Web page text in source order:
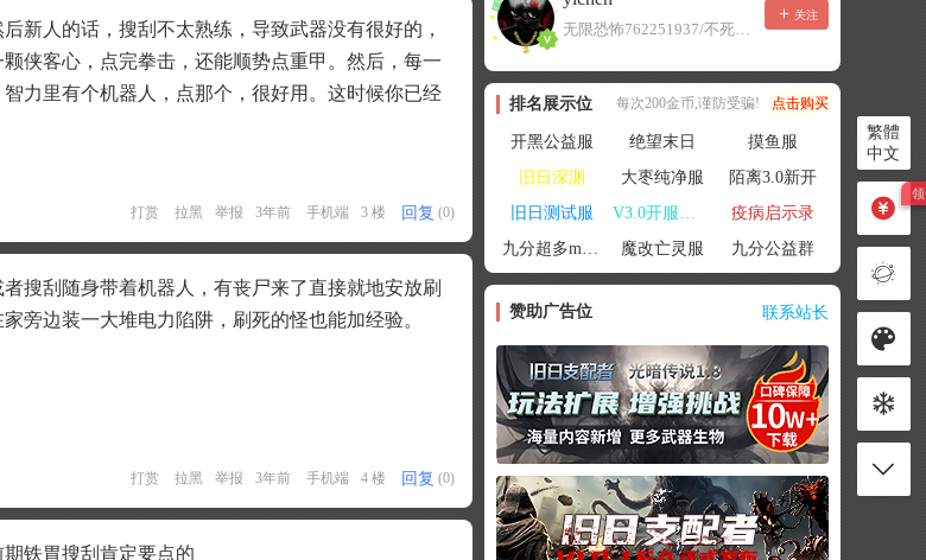
新人的话，搜刮不太熟练，导致武器没有很好的，
侠客心，点完拳击，还能顺势点重甲。然后，每一
力里有个机器人，点那个，很好用。这时候你已经
打赏 拉黑 举报 3年前 手机端 3 楼 回复 (0)
搜刮随身带着机器人，有丧尸来了直接就地安放刷
旁边装一大堆电力陷阱，刷死的怪也能加经验。
打赏 拉黑 举报 3年前 手机端 4 楼 回复 (0)
铁胃搜刮肯定要点的
无限恐怖762251937/不死者末日1080207504
关注
排名展示位 每次200金币,谨防受骗! 点击购买
开黑公益服 绝望末日
摸鱼服
旧日深渊
大枣纯净服
陌离3.0新开
旧日测试服
V3.0开服联机
疫病启示录
九分超多mod群
魔改亡灵服 九分公益群
赞助广告位 联系站长
繁體
中文